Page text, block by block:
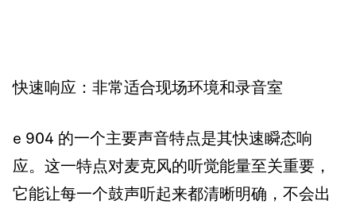
快速响应：非常适合现场环境和录音室
e 904 的一个主要声音特点是其快速瞬态响
应。这一特点对麦克风的听觉能量至关重要，
它能让每一个鼓声听起来都清晰明确，不会出